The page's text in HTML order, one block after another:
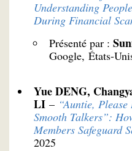
Understanding
During Financial
Présenté par :
Google, États-
Yue DENG,
LI – “Auntie,
Smooth Talkers”:
Members Safeguard
2025